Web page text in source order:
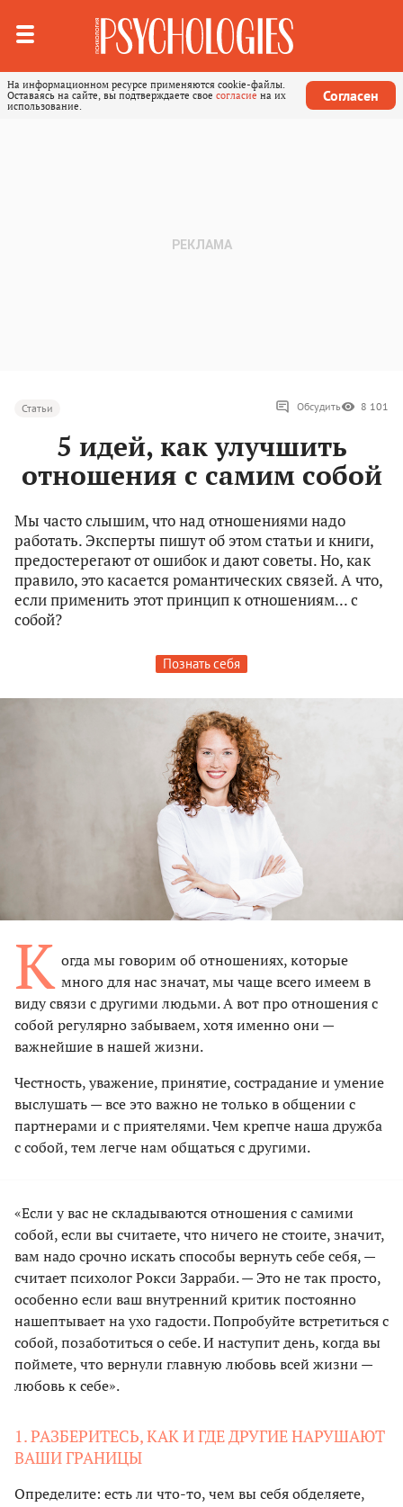
На информационном ресурсе применяются cookie-файлы.
Оставаясь на сайте, вы подтверждаете свое согласие на их
использование.
Согласен
Статьи Обсудить 8 101
5 идей, как улучшить
отношения с самим собой
Мы часто слышим, что над отношениями надо
работать. Эксперты пишут об этом статьи и книги,
предостерегают от ошибок и дают советы. Но, как
правило, это касается романтических связей. А что,
если применить этот принцип к отношениям... с
собой?
Познать себя
К огда мы говорим об отношениях, которые
много для нас значат, мы чаще всего имеем в
виду связи с другими людьми. А вот про отношения с
собой регулярно забываем, хотя именно они —
важнейшие в нашей жизни.
Честность, уважение, принятие, сострадание и умение
выслушать — все это важно не только в общении с
партнерами и с приятелями. Чем крепче наша дружба
с собой, тем легче нам общаться с другими.
«Если у вас не складываются отношения с самими
собой, если вы считаете, что ничего не стоите, значит,
вам надо срочно искать способы вернуть себе себя, —
считает психолог Рокси Зарраби. — Это не так просто,
особенно если ваш внутренний критик постоянно
нашептывает на ухо гадости. Попробуйте встретиться с
собой, позаботиться о себе. И наступит день, когда вы
поймете, что вернули главную любовь всей жизни —
любовь к себе».
1. РАЗБЕРИТЕСЬ, КАК И ГДЕ ДРУГИЕ НАРУШАЮТ
ВАШИ ГРАНИЦЫ
Определите: есть ли что-то, чем вы себя обделяете,